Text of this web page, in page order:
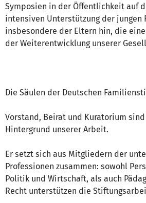
Symposien in der Öffentlichkeit auf
intensiven Unterstützung der jungen
insbesondere der Eltern hin, die
der Weiterentwicklung unserer
Die Säulen der Deutschen
Vorstand, Beirat und Kuratorium
Hintergrund unserer Arbeit.
Er setzt sich aus Mitgliedern der
Professionen zusammen: sowohl
Politik und Wirtschaft, als auch
Recht unterstützen die